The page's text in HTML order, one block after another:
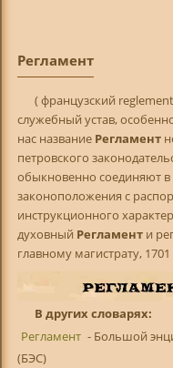
Регламент
( французский
служебный устав,
нас название Регламент
петровского
обыкновенно соединяют в
законоположения с
инструкционного
духовный Регламент и
главному магистрату, 1701
В других словарях:
Регламент - Большой
(БЭС)